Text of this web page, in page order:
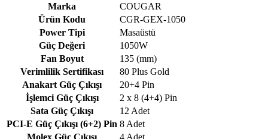
Marka
COUGAR
Ürün Kodu
CGR-GEX-1050
Power Tipi
Masaüstü
Güç Değeri
1050W
Fan Boyut
135 (mm)
Verimlilik Sertifikası
80 Plus Gold
Anakart Güç Çıkışı
20+4 Pin
İşlemci Güç Çıkışı
2 x 8 (4+4) Pin
Sata Güç Çıkışı
12 Adet
PCI-E Güç Çıkışı (6+2) Pin 8 Adet